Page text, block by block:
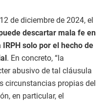
de diciembre de 2024, el
descartar mala fe en
solo por el hecho de
. En concreto, “la
abusivo de tal cláusula
circunstancias propias del
en particular, el